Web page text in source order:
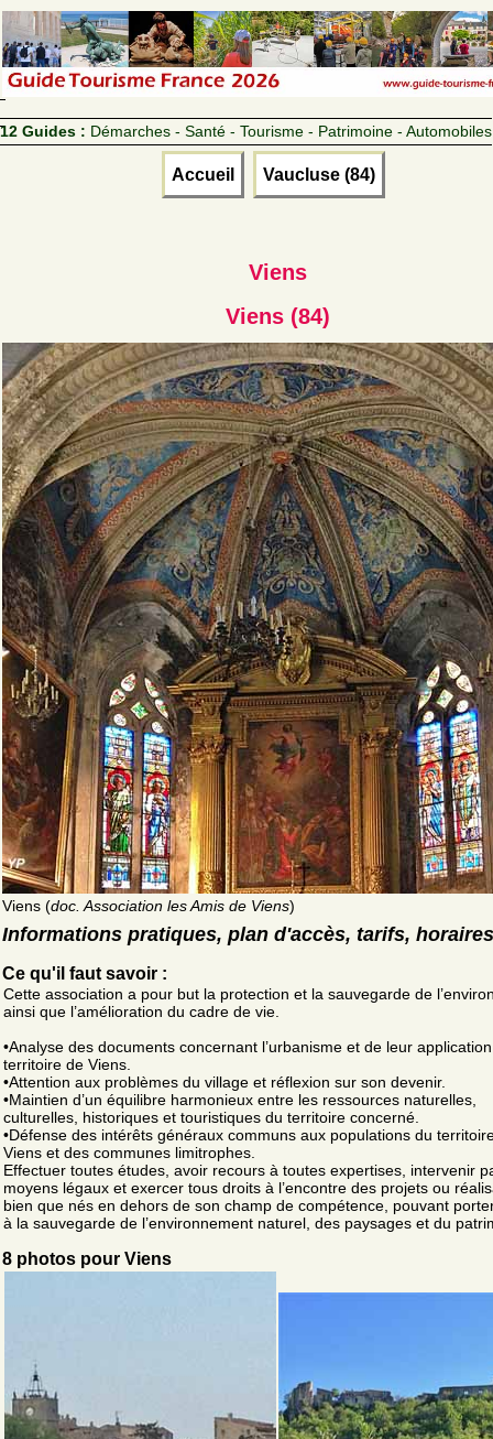
12 Guides : Démarches - Santé - Tourisme - Patrimoine - Automobiles
Accueil Vaucluse (84)
Viens
Viens (84)
Viens (doc. Association les Amis de Viens)
Informations pratiques, plan d'accès, tarifs, horaires
Ce qu'il faut savoir :
Cette association a pour but la protection et la sauvegarde de
ainsi que l’amélioration du cadre de vie.
•Analyse des documents concernant l’urbanisme et de leur
territoire de Viens.
•Attention aux problèmes du village et réflexion sur son devenir.
•Maintien d’un équilibre harmonieux entre les ressources naturelles,
culturelles, historiques et touristiques du territoire concerné.
•Défense des intérêts généraux communs aux populations du
Viens et des communes limitrophes.
Effectuer toutes études, avoir recours à toutes expertises, intervenir
moyens légaux et exercer tous droits à l’encontre des projets ou
bien que nés en dehors de son champ de compétence, pouvant
à la sauvegarde de l’environnement naturel, des paysages et du
8 photos pour Viens